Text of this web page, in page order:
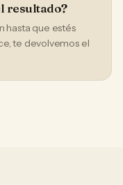
resultado?
hasta que estés
te devolvemos el